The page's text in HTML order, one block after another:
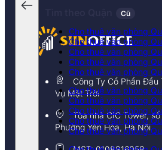
Cũ
Cho thuê văn phòng
Cho thuê văn phòng
Cho thuê văn phòng
Cho thuê văn phòng
Cho thuê văn phòng
Cho thuê văn phòng
Cho thuê văn phòng
Cho thuê văn phòng
Cho thuê văn phòng
Cho thuê văn phòng
Công Ty Cổ Phần
Vụ Mặt Trời
Tòa nhà CIC Tower,
Phường Yên Hòa, Hà Nội